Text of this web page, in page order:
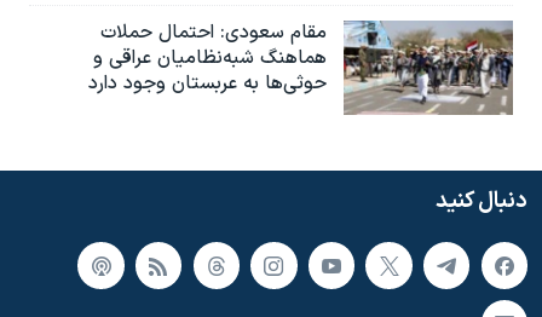
مقام سعودی: احتمال حملات
هماهنگ شبه‌نظامیان عراقی و
حوثی‌ها به عربستان وجود دارد
دنبال کنید